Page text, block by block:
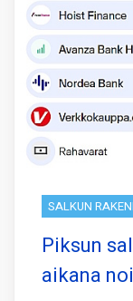
SALKUN
Piksun
aikana